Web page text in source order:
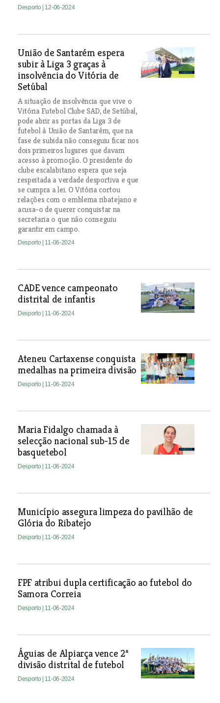
Desporto | 12-06-2024
União de Santarém espera
subir à Liga 3 graças à
insolvência do Vitória de
Setúbal
A situação de insolvência que vive o
Vitória Futebol Clube SAD, de Setúbal,
pode abrir as portas da Liga 3 de
futebol à União de Santarém, que na
fase de subida não conseguiu ficar nos
dois primeiros lugares que davam
acesso à promoção. O presidente do
clube escalabitano espera que seja
respeitada a verdade desportiva e que
se cumpra a lei. O Vitória cortou
relações com o emblema ribatejano e
acusa-o de querer conquistar na
secretaria o que não conseguiu
garantir em campo.
Desporto | 11-06-2024
CADE vence campeonato
distrital de infantis
Desporto | 11-06-2024
Ateneu Cartaxense conquista
medalhas na primeira divisão
Desporto | 11-06-2024
Maria Fidalgo chamada à
selecção nacional sub-15 de
basquetebol
Desporto | 11-06-2024
Município assegura limpeza do pavilhão de
Glória do Ribatejo
Desporto | 11-06-2024
FPF atribui dupla certificação ao futebol do
Samora Correia
Desporto | 11-06-2024
Águias de Alpiarça vence 2ª
divisão distrital de futebol
Desporto | 11-06-2024